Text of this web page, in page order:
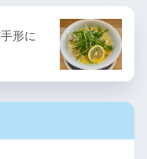
形に